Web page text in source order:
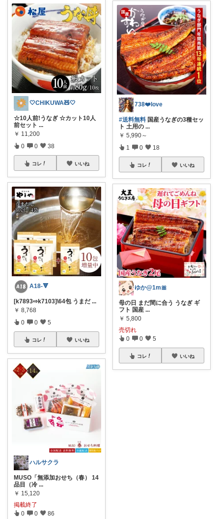
🤍CHIKUWA🧸🤍
☆10人前!うなぎ ☆カット10人
前セット ...
￥ 11,200
0 0 38
コレ いいね
A18-🔻
[k7893⇨k7103]\64包 うまだ ...
￥ 8,768
0 0 5
コレ いいね
ハルサクラ
MUSO「無添加おせち（春） 14
品目（冷 ...
￥ 15,120
掲載終了
0 0 86
738❤️love
#送料無料 国産うなぎの3種セッ
ト 土用の ...
￥ 5,990～
1 0 18
コレ いいね
ゆか@1m🎀
母の日 まだ間に合う うなぎ ギ
フト 国産 ...
￥ 5,800
売切れ
0 0 5
コレ いいね